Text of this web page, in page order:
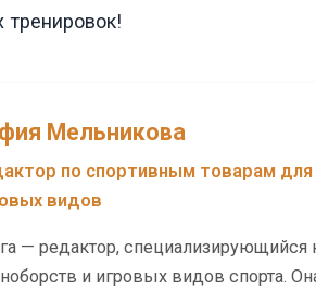
тренировок!
Мельникова
по спортивным товарам
видов
— редактор, специализирующийся
и игровых видов спорта.